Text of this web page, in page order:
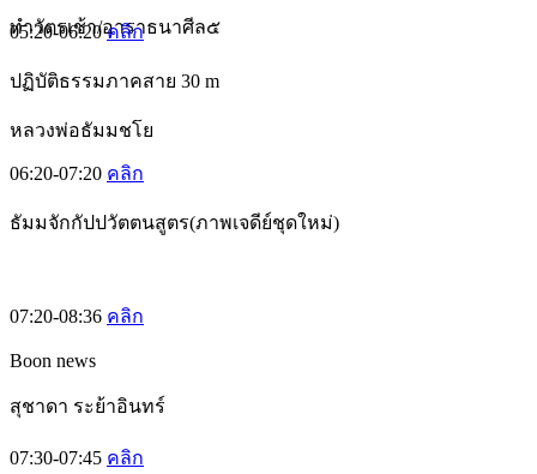
ทำวัตรเช้า/อาราธนาศีล๕
05:20-06:20คลิก
ปฏิบัติธรรมภาคสาย 30 m
หลวงพ่อธัมมชโย
06:20-07:20 คลิก
ธัมมจักกัปปวัตตนสูตร(ภาพเจดีย์ชุดใหม่)
07:20-08:36 คลิก
Boon news
สุชาดา ระย้าอินทร์
07:30-07:45 คลิก